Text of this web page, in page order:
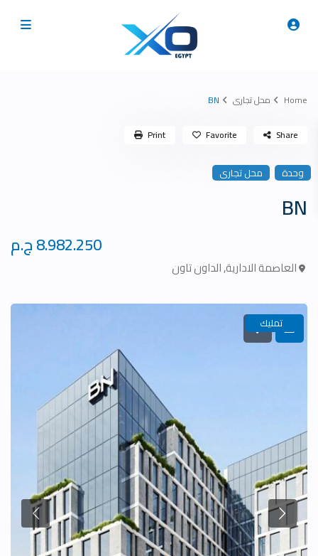
Home محل تجارى BN
وحدة محل تجارى
BN
العاصمة الادارية,الداون تاون
Share
Favorite
Print
تمليك